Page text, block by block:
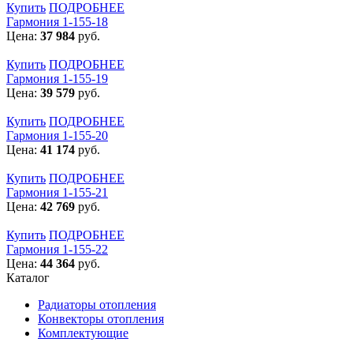
Купить ПОДРОБНЕЕ
Гармония 1-155-18
Цена: 37 984 руб.
Купить ПОДРОБНЕЕ
Гармония 1-155-19
Цена: 39 579 руб.
Купить ПОДРОБНЕЕ
Гармония 1-155-20
Цена: 41 174 руб.
Купить ПОДРОБНЕЕ
Гармония 1-155-21
Цена: 42 769 руб.
Купить ПОДРОБНЕЕ
Гармония 1-155-22
Цена: 44 364 руб.
Каталог
Радиаторы отопления
Конвекторы отопления
Комплектующие